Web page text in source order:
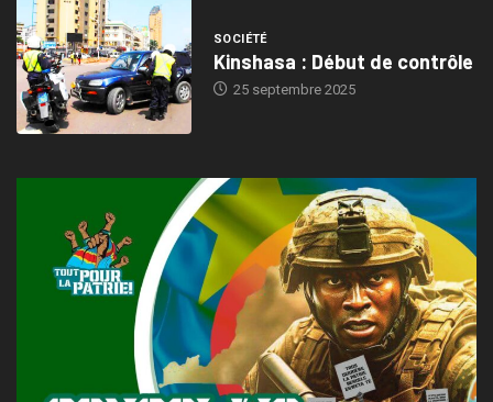
SOCIÉTÉ
Kinshasa : Début de contrôle
25 septembre 2025